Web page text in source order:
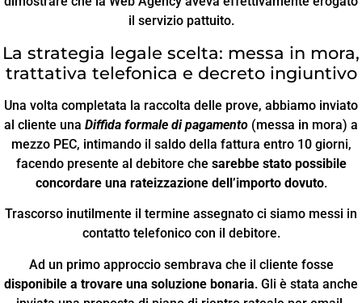
il servizio pattuito.
La strategia legale scelta: messa in mora,
trattativa telefonica e decreto ingiuntivo
Una volta completata la raccolta delle prove, abbiamo inviato
al cliente una Diffida formale di pagamento (messa in mora) a
mezzo PEC, intimando il saldo della fattura entro 10 giorni,
facendo presente al debitore che sarebbe stato possibile
concordare una rateizzazione dell’importo dovuto.
Trascorso inutilmente il termine assegnato ci siamo messi in
contatto telefonico con il debitore.
Ad un primo approccio sembrava che il cliente fosse
disponibile a trovare una soluzione bonaria. Gli è stata anche